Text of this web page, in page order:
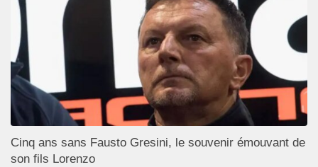
Cinq ans sans Fausto Gresini, le souvenir émouvant de
son fils Lorenzo